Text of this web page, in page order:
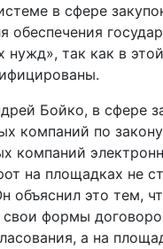
в сфере
обеспечения
нужд», так как в
Бойко, в сфере
компаний по
компаний
на площадках не
объяснил это тем,
свои формы
а на